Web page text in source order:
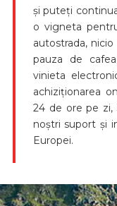
și puteți
o vigneta
autostrada,
pauza de
vinieta
achiziționarea
24 de ore pe zi,
noștri suport și
Europei.